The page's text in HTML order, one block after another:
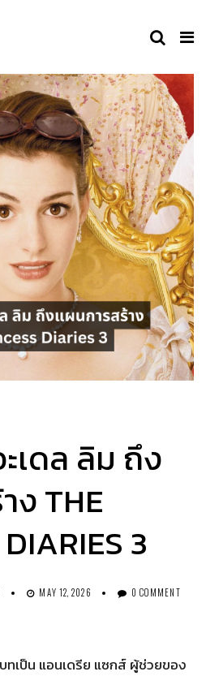
เดล ลิม ถึง
ง THE
3
MAY 12, 2026 0 COMMENT
ทเป็น แอนเดรีย แซกส์ ผู้ช่วยของ